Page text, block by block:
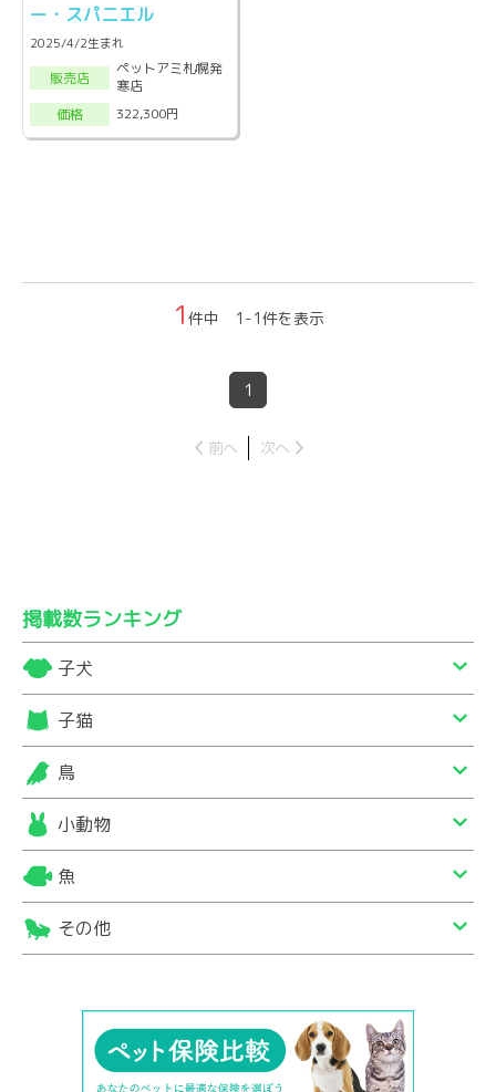
ー・スパニエル
2025/4/2生まれ
販売店
ペットアミ札幌発
寒店
価格
322,300円
1 件中 1-1件を表示
1
前へ 次へ
掲載数ランキング
子犬
子猫
鳥
小動物
魚
その他